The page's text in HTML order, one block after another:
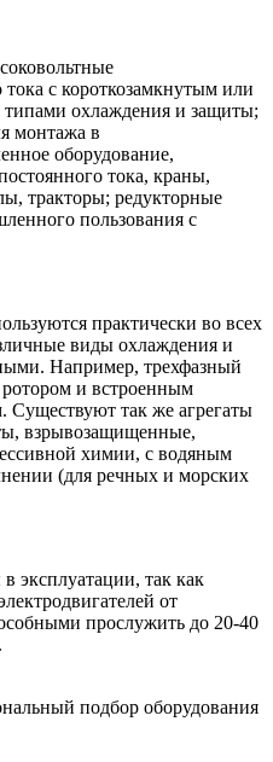
с короткозамкнутым или
охлаждения и защиты;
монтажа в
оборудование,
тока, краны,
тракторы; редукторные
пользования с
практически во всех
виды охлаждения и
Например, трехфазный
ротором и встроенным
Существуют так же агрегаты
взрывозащищенные,
химии, с водяным
(для речных и морских
так как
от
прослужить до 20-40
подбор оборудования